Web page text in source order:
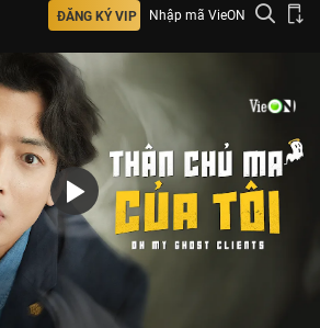
ĐĂNG KÝ VIP Nhập mã VieON